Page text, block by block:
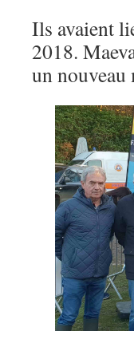
Ils avaient
2018.
un